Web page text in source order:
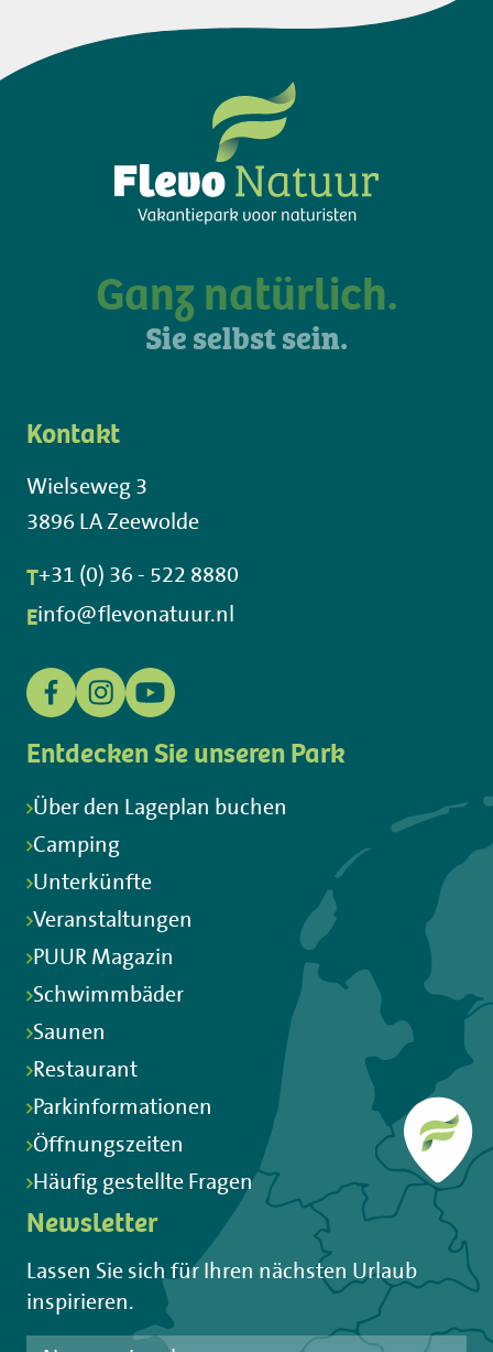
Ganz natürlich.
Sie selbst sein.
Kontakt
Wielseweg 3
3896 LA Zeewolde
T+31 (0) 36 - 522 8880
Einfo@flevonatuur.nl
Entdecken Sie unseren Park
Über den Lageplan buchen
Camping
Unterkünfte
Veranstaltungen
PUUR Magazin
Schwimmbäder
Saunen
Restaurant
Parkinformationen
Öffnungszeiten
Häufig gestellte Fragen
Newsletter
Lassen Sie sich für Ihren nächsten Urlaub
inspirieren.